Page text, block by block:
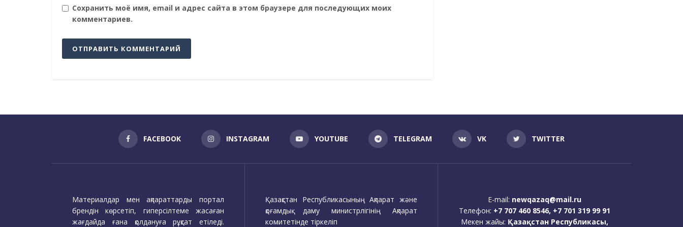
Сохранить моё имя, email и адрес сайта в этом браузере для последующих моих
комментариев.
FACEBOOK INSTAGRAM YOUTUBE TELEGRAM VK TWITTER
Материалдар мен ақпараттарды портал
брендін көрсетіп, гиперсілтеме жасаған
жағдайда ғана қолдануға рұқсат етіледі.
Қазақстан Республикасының Ақпарат және
қоғамдық даму министрлігінің Ақпарат
комитетінде тіркеліп
E-mail: newqazaq@mail.ru
Телефон: +7 707 460 8546, +7 701 319 99 91
Мекен жайы: Қазақстан Республикасы,